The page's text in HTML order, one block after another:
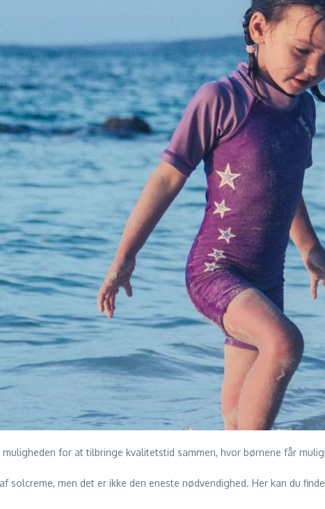
for at tilbringe kvalitetstid sammen, hvor børnene får
men det er ikke den eneste nødvendighed. Her kan du